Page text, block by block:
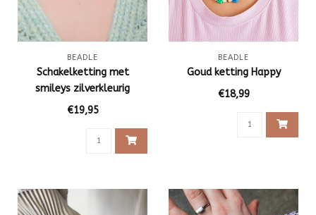
BEADLE
Schakelketting met
smileys zilverkleurig
€19,95
BEADLE
Goud ketting Happy
€18,99